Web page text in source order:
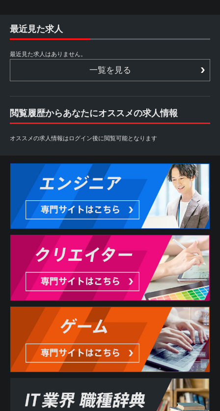
最近見た求人
最近見た求人はありません。
一覧を見る
閲覧履歴からあなたにオススメの求人情報
オススメの求人情報はログイン後に閲覧可能となります